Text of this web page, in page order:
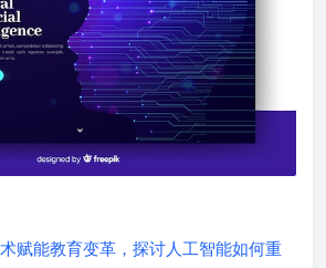
赋能教育变革，探讨人工智能如何重